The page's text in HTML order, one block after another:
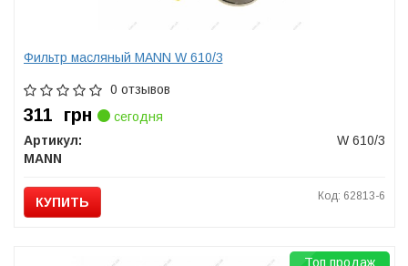
Фильтр масляный MANN W 610/3
0 отзывов
311 грн
сегодня
Артикул:
W 610/3
MANN
КУПИТЬ Код: 62813-6
Топ продаж